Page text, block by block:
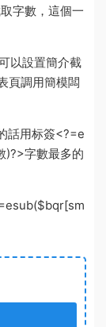
字數，這個一
以設置簡介截
頁調用簡模闆
話用标簽<?=e
)?>字數最多的